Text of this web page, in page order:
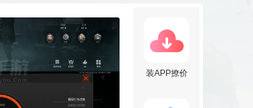
装APP撩价